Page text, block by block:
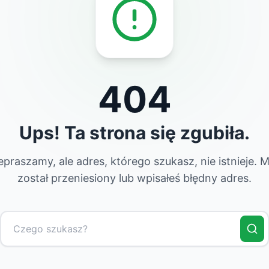
404
Ups! Ta strona się zgubiła.
ale adres, którego szukasz, nie istnieje.
został przeniesiony lub wpisałeś błędny adres.